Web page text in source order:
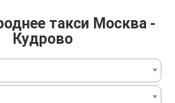
такси Москва -
Кудрово